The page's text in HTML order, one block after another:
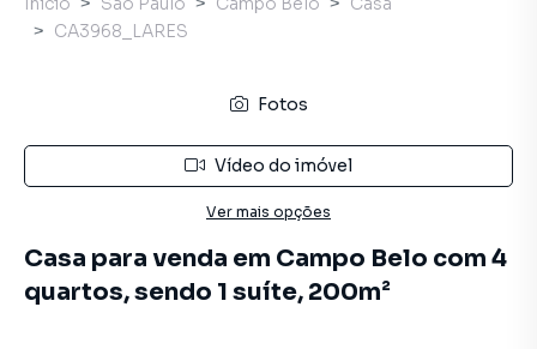
CA3968_LARES
Fotos
Vídeo do imóvel
Ver mais opções
Casa para venda em Campo Belo com 4
quartos, sendo 1 suíte, 200m²